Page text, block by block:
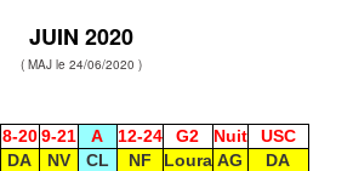
JUIN 2020
( MAJ le 24/06/2020 )
8-20 9-21 A 12-24 G2 Nuit
USC
DA NV CL NF Loura AG
DA